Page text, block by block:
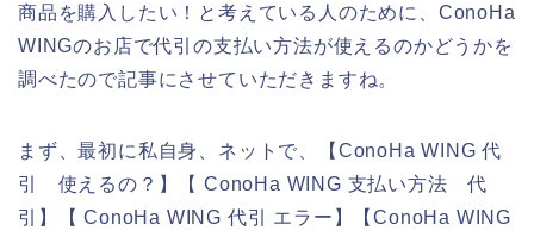
商品を購入したい！と考えている人のために、ConoHa
WINGのお店で代引の支払い方法が使えるのかどうかを
調べたので記事にさせていただきますね。
まず、最初に私自身、ネットで、【ConoHa WING 代
引 使えるの？】【 ConoHa WING 支払い方法 代
引】【 ConoHa WING 代引 エラー】【ConoHa WING